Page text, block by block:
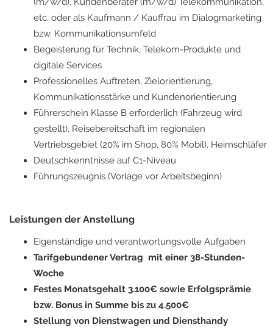
etc. oder als Kaufmann / Kauffrau im Dialogmarketing
bzw. Kommunikationsumfeld
Begeisterung für Technik, Telekom-Produkte und
digitale Services
Professionelles Auftreten, Zielorientierung,
Kommunikationsstärke und Kundenorientierung
Führerschein Klasse B erforderlich (Fahrzeug wird
gestellt), Reisebereitschaft im regionalen
Vertriebsgebiet (20% im Shop, 80% Mobil), Heimschläfer
Deutschkenntnisse auf C1-Niveau
Führungszeugnis (Vorlage vor Arbeitsbeginn)
Leistungen der Anstellung
Eigenständige und verantwortungsvolle Aufgaben
Tarifgebundener Vertrag mit einer 38-Stunden-
Woche
Festes Monatsgehalt 3.100€ sowie Erfolgsprämie
bzw. Bonus in Summe bis zu 4.500€
Stellung von Dienstwagen und Diensthandy